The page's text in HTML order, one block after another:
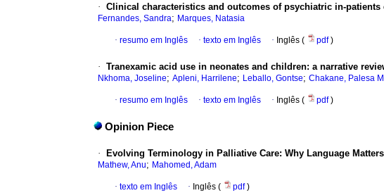
· Clinical characteristics and outcomes of psychiatric in-
Fernandes, Sandra; Marques, Natasia
· resumo em Inglês · texto em Inglês · Inglês ( pdf)
· Tranexamic acid use in neonates and children: a narrative
Nkhoma, Joseline; Apleni, Harrilene; Leballo, Gontse; Chakane, Palesa
· resumo em Inglês · texto em Inglês · Inglês ( pdf)
Opinion Piece
· Evolving Terminology in Palliative Care: Why Language
Mathew, Anu; Mahomed, Adam
· texto em Inglês · Inglês ( pdf)